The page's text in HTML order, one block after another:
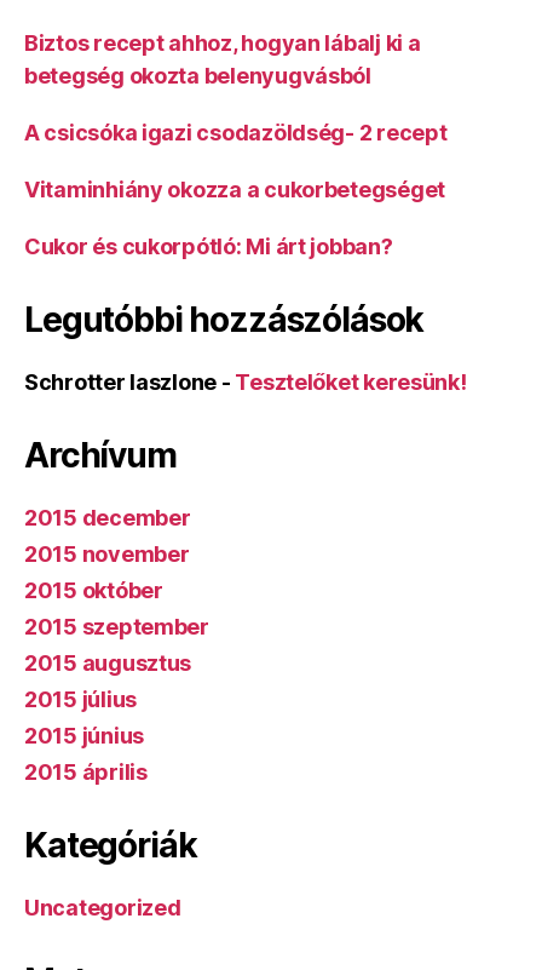
Biztos recept ahhoz, hogyan lábalj ki a
betegség okozta belenyugvásból
A csicsóka igazi csodazöldség- 2 recept
Vitaminhiány okozza a cukorbetegséget
Cukor és cukorpótló: Mi árt jobban?
Legutóbbi hozzászólások
Schrotter laszlone - Tesztelőket keresünk!
Archívum
2015 december
2015 november
2015 október
2015 szeptember
2015 augusztus
2015 július
2015 június
2015 április
Kategóriák
Uncategorized